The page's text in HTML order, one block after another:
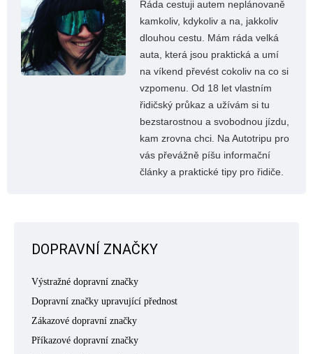
Ráda cestuji autem neplánovaně
kamkoliv, kdykoliv a na, jakkoliv
dlouhou cestu. Mám ráda velká
auta, která jsou praktická a umí
na víkend převést cokoliv na co si
vzpomenu. Od 18 let vlastním
řidičský průkaz a užívám si tu
bezstarostnou a svobodnou jízdu,
kam zrovna chci. Na Autotripu pro
vás převážně píšu informační
články a praktické tipy pro řidiče.
DOPRAVNÍ ZNAČKY
Výstražné dopravní značky
Dopravní značky upravující přednost
Zákazové dopravní značky
Příkazové dopravní značky